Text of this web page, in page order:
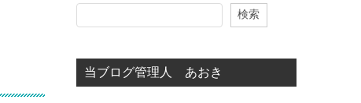
検索
当ブログ管理人 あおき